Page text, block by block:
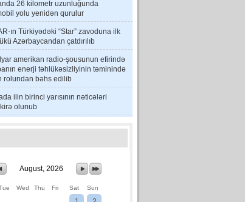
26 kilometr uzunluğunda
yolu yenidən qurulur
ın Türkiyədəki “Star” zavoduna ilk
Azərbaycandan çatdırılıb
amerikan radio-şousunun efirində
enerji təhlükəsizliyinin təminində
rolundan bəhs edilib
ilin birinci yarısının nəticələri
olunub
August, 2026
Wed Thu Fri Sat Sun